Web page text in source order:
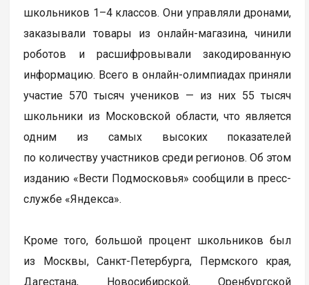
школьников 1–4 классов. Они управляли дронами,
заказывали товары из онлайн-магазина, чинили
роботов и расшифровывали закодированную
информацию. Всего в онлайн-олимпиадах приняли
участие 570 тысяч учеников — из них 55 тысяч
школьники из Московской области, что является
одним из самых высоких показателей
по количеству участников среди регионов. Об этом
изданию «Вести Подмосковья» сообщили в пресс-
службе «Яндекса».
Кроме того, большой процент школьников был
из Москвы, Санкт-Петербурга, Пермского края,
Дагестана, Новосибирской, Оренбургской